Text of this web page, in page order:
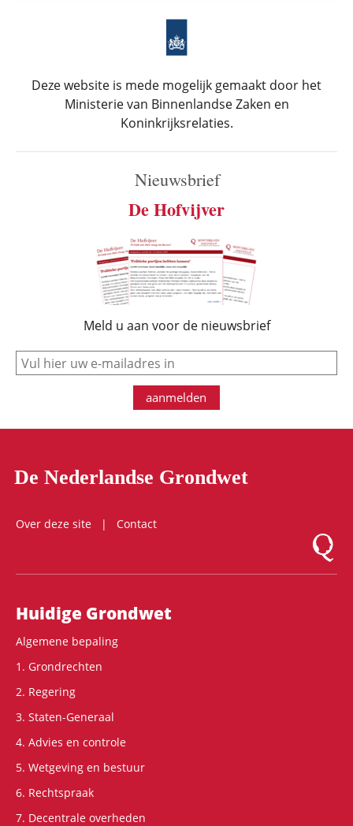
Deze website is mede mogelijk gemaakt door het
Ministerie van Binnenlandse Zaken en
Koninkrijksrelaties.
Nieuwsbrief
De Hofvijver
Meld u aan voor de nieuwsbrief
e-mail
aanmelden
De Nederlandse Grondwet
Over deze site
Contact
Logo
Hoofdnavigatie
Huidige Grondwet
Algemene bepaling
1. Grondrechten
2. Regering
3. Staten-Generaal
4. Advies en controle
5. Wetgeving en bestuur
6. Rechtspraak
7. Decentrale overheden